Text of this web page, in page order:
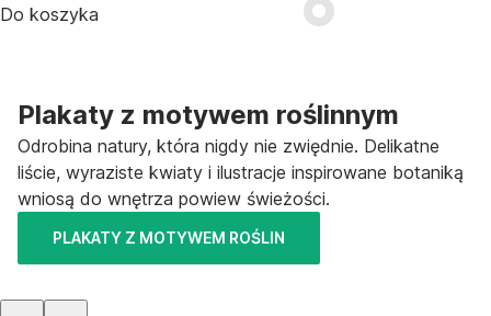
Do koszyka
Plakaty z motywem roślinnym
Odrobina natury, która nigdy nie zwiędnie. Delikatne
liście, wyraziste kwiaty i ilustracje inspirowane botaniką
wniosą do wnętrza powiew świeżości.
PLAKATY Z MOTYWEM ROŚLIN